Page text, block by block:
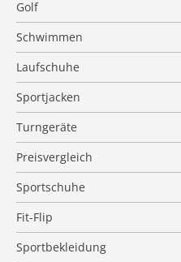
Golf
Schwimmen
Laufschuhe
Sportjacken
Turngeräte
Preisvergleich
Sportschuhe
Fit-Flip
Sportbekleidung